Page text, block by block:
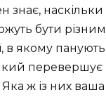
наскільки
бути
в якому
перевершує
Яка ж із них